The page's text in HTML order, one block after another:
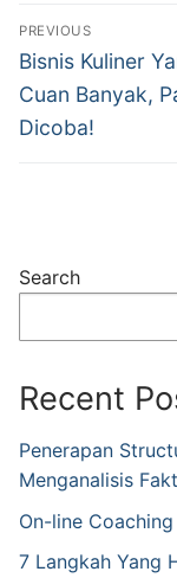
Post
navigation
PREVIOUS
Previous
post:
Bisnis Kuliner
Cuan Banyak,
Dicoba!
Search
Recent
Penerapan
Menganalisis
On-line Coaching
7 Langkah Yang